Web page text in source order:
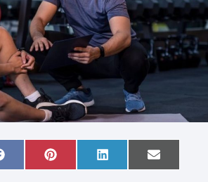
S
h
F
a
S
h
P
i
S
h
L
i
S
h
E
m